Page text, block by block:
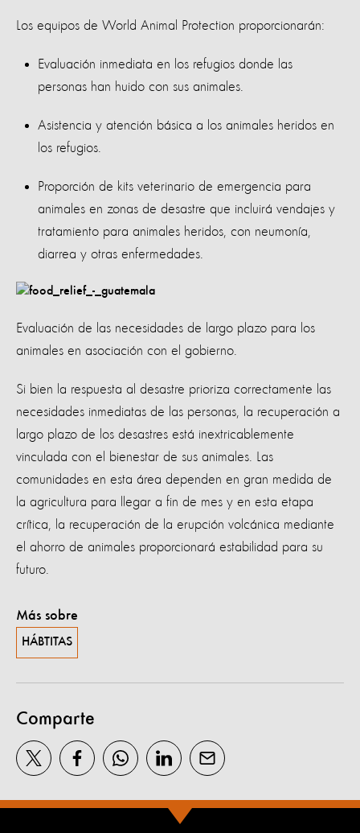
Los equipos de World Animal Protection proporcionarán:
Evaluación inmediata en los refugios donde las
personas han huido con sus animales.
Asistencia y atención básica a los animales heridos en
los refugios.
Proporción de kits veterinario de emergencia para
animales en zonas de desastre que incluirá vendajes y
tratamiento para animales heridos, con neumonía,
diarrea y otras enfermedades.
Evaluación de las necesidades de largo plazo para los
animales en asociación con el gobierno.
Si bien la respuesta al desastre prioriza correctamente las
necesidades inmediatas de las personas, la recuperación a
largo plazo de los desastres está inextricablemente
vinculada con el bienestar de sus animales. Las
comunidades en esta área dependen en gran medida de
la agricultura para llegar a fin de mes y en esta etapa
crítica, la recuperación de la erupción volcánica mediante
el ahorro de animales proporcionará estabilidad para su
futuro.
Más sobre
HÁBTITAS
Comparte